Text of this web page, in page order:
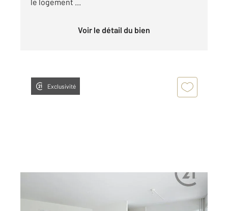
Voir le détail du bien
Exclusivité
Ref : 37206